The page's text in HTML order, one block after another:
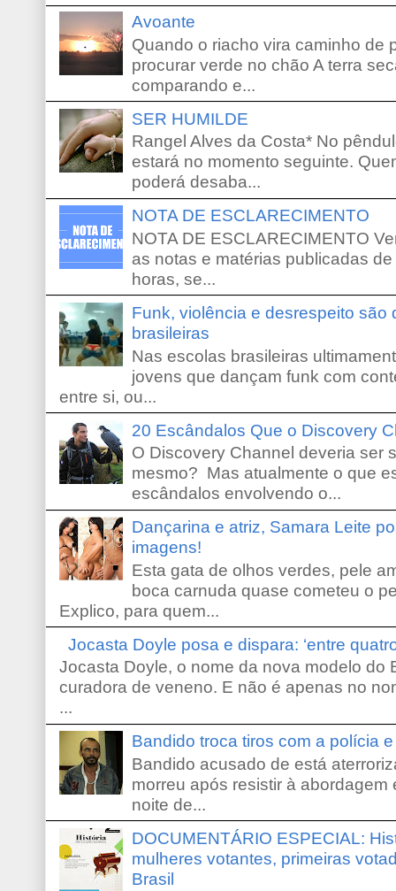
Avoante
Quando o riacho vira caminho de
procurar verde no chão A terra
comparando e...
SER HUMILDE
Rangel Alves da Costa* No
estará no momento seguinte.
poderá desaba...
NOTA DE ESCLARECIMENTO
NOTA DE ESCLARECIMENTO
as notas e matérias publicadas
horas, se...
Funk, violência e desrespeito são
brasileiras
Nas escolas brasileiras
jovens que dançam funk com
entre si, ou...
20 Escândalos Que o Discovery
O Discovery Channel deveria ser
mesmo? Mas atualmente o que
escândalos envolvendo o...
Dançarina e atriz, Samara Leite
imagens!
Esta gata de olhos verdes, pele
boca carnuda quase cometeu o
Explico, para quem...
Jocasta Doyle posa e dispara: ‘entre
Jocasta Doyle, o nome da nova modelo do
curadora de veneno. E não é apenas no
...
Bandido troca tiros com a polícia
Bandido acusado de está
morreu após resistir à
noite de...
DOCUMENTÁRIO ESPECIAL:
mulheres votantes, primeiras
Brasil